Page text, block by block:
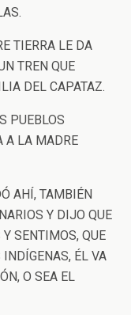
TIERRA LE DA
TREN QUE
DEL CAPATAZ.
PUEBLOS
A LA MADRE
AHÍ, TAMBIÉN
Y DIJO QUE
SENTIMOS, QUE
INDÍGENAS, ÉL VA
O SEA EL